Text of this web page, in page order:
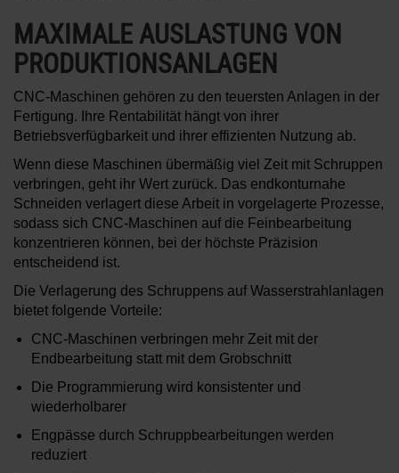
MAXIMALE AUSLASTUNG VON
PRODUKTIONSANLAGEN
CNC-Maschinen gehören zu den teuersten Anlagen in der
Fertigung. Ihre Rentabilität hängt von ihrer
Betriebsverfügbarkeit und ihrer effizienten Nutzung ab.
Wenn diese Maschinen übermäßig viel Zeit mit Schruppen
verbringen, geht ihr Wert zurück. Das endkonturnahe
Schneiden verlagert diese Arbeit in vorgelagerte Prozesse,
sodass sich CNC-Maschinen auf die Feinbearbeitung
konzentrieren können, bei der höchste Präzision
entscheidend ist.
Die Verlagerung des Schruppens auf Wasserstrahlanlagen
bietet folgende Vorteile:
CNC-Maschinen verbringen mehr Zeit mit der
Endbearbeitung statt mit dem Grobschnitt
Die Programmierung wird konsistenter und
wiederholbarer
Engpässe durch Schruppbearbeitungen werden
reduziert